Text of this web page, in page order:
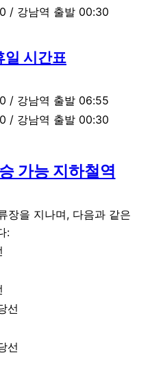
/ 강남역 출발 00:30
일 시간표
/ 강남역 출발 06:55
/ 강남역 출발 00:30
가능 지하철역
장을 지나며, 다음과 같은
:
선
선